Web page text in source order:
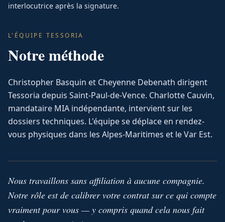
interlocutrice après la signature.
L'ÉQUIPE TESSORIA
Notre méthode
Christopher Basquin et Cheyenne Debenath dirigent
Tessoria depuis Saint-Paul-de-Vence. Charlotte Cauvin,
mandataire MIA indépendante, intervient sur les
dossiers techniques. L'équipe se déplace en rendez-
vous physiques dans les Alpes-Maritimes et le Var Est.
Nous travaillons sans affiliation à aucune compagnie.
Notre rôle est de calibrer votre contrat sur ce qui compte
vraiment pour vous — y compris quand cela nous fait